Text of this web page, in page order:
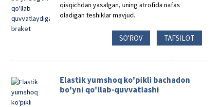
qisqichdan yasalgan, uning atrofida nafas
oladigan teshiklar mavjud.
SO'ROV TAFSILOT
Elastik yumshoq ko'pikli bachadon
bo'yni qo'llab-quvvatlashi